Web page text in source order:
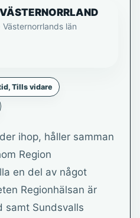
Västernorrlands län
Tills vidare
ihop, håller samman
Region
en del av något
Regionhälsan är
samt Sundsvalls